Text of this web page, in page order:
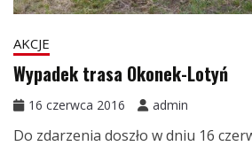
AKCJE
Wypadek trasa Okonek-Lotyń
16 czerwca 2016 admin
Do zdarzenia doszło w dniu 16